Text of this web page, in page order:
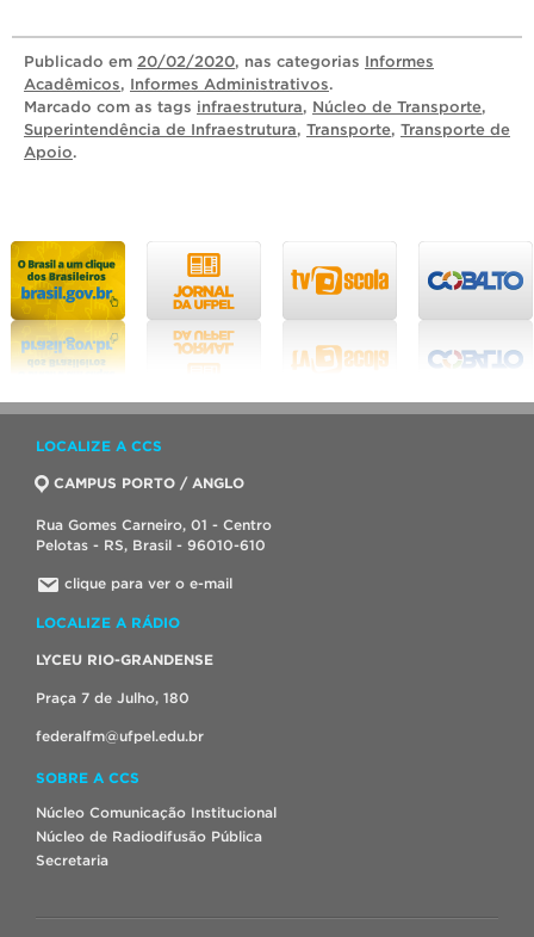
Publicado em 20/02/2020, nas categorias Informes
Acadêmicos, Informes Administrativos.
Marcado com as tags infraestrutura, Núcleo de Transporte,
Superintendência de Infraestrutura, Transporte, Transporte de
Apoio.
LOCALIZE A CCS
CAMPUS PORTO / ANGLO
Rua Gomes Carneiro, 01 - Centro
Pelotas - RS, Brasil - 96010-610
clique para ver o e-mail
LOCALIZE A RÁDIO
LYCEU RIO-GRANDENSE
Praça 7 de Julho, 180
federalfm@ufpel.edu.br
SOBRE A CCS
Núcleo Comunicação Institucional
Núcleo de Radiodifusão Pública
Secretaria